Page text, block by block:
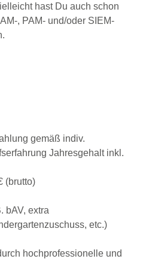
hast Du auch schon
, PAM- und/oder SIEM-
gemäß indiv.
Jahresgehalt inkl.
(brutto)
bAV, extra
etc.)
hochprofessionelle und